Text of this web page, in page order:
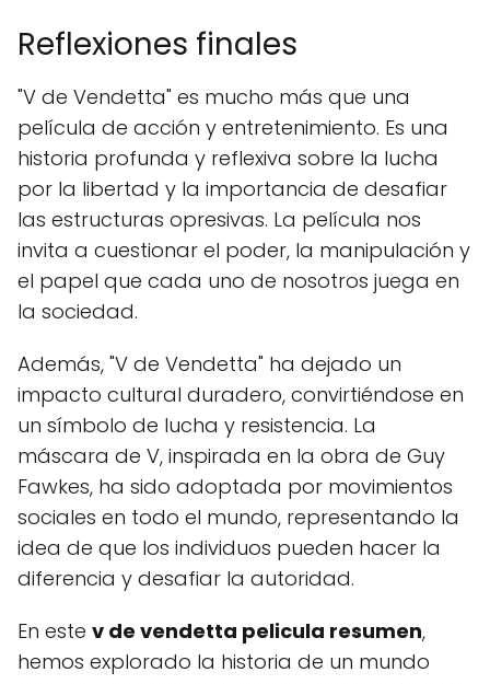
Reflexiones finales
"V de Vendetta" es mucho más que una
película de acción y entretenimiento. Es una
historia profunda y reflexiva sobre la lucha
por la libertad y la importancia de desafiar
las estructuras opresivas. La película nos
invita a cuestionar el poder, la manipulación y
el papel que cada uno de nosotros juega en
la sociedad.
Además, "V de Vendetta" ha dejado un
impacto cultural duradero, convirtiéndose en
un símbolo de lucha y resistencia. La
máscara de V, inspirada en la obra de Guy
Fawkes, ha sido adoptada por movimientos
sociales en todo el mundo, representando la
idea de que los individuos pueden hacer la
diferencia y desafiar la autoridad.
En este v de vendetta pelicula resumen,
hemos explorado la historia de un mundo